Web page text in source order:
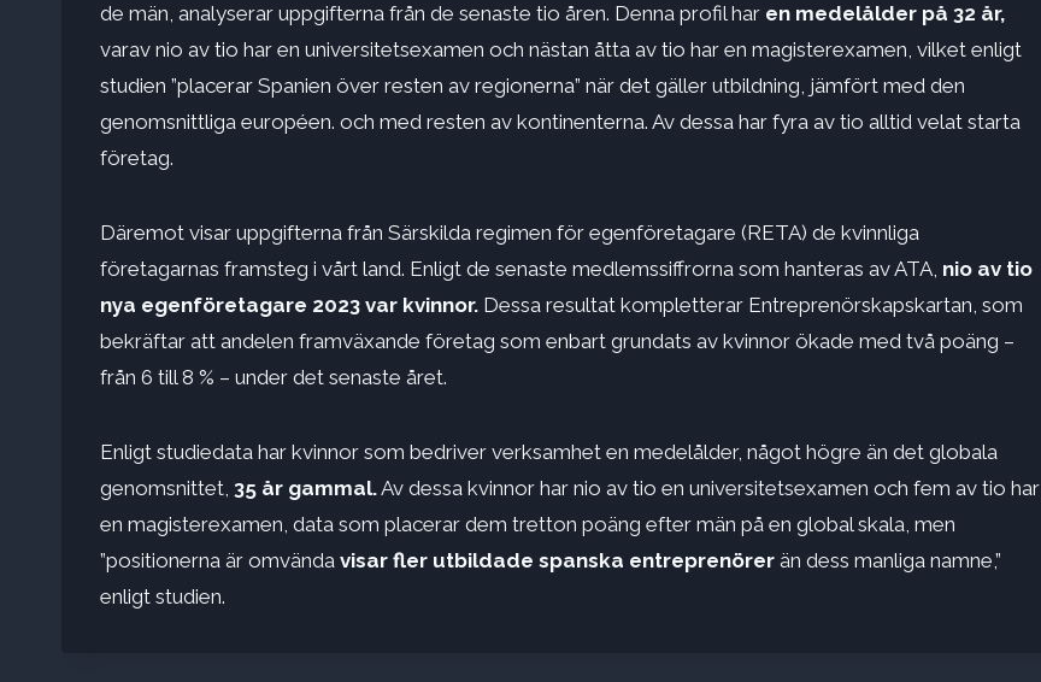
de män, analyserar uppgifterna från de senaste tio åren. Denna profil har en medelålder på 32 år,
varav nio av tio har en universitetsexamen och nästan åtta av tio har en magisterexamen, vilket enligt
studien ”placerar Spanien över resten av regionerna” när det gäller utbildning, jämfört med den
genomsnittliga européen. och med resten av kontinenterna. Av dessa har fyra av tio alltid velat starta
företag.
Däremot visar uppgifterna från Särskilda regimen för egenföretagare (RETA) de kvinnliga
företagarnas framsteg i vårt land. Enligt de senaste medlemssiffrorna som hanteras av ATA, nio av tio
nya egenföretagare 2023 var kvinnor. Dessa resultat kompletterar Entreprenörskapskartan, som
bekräftar att andelen framväxande företag som enbart grundats av kvinnor ökade med två poäng –
från 6 till 8 % – under det senaste året.
Enligt studiedata har kvinnor som bedriver verksamhet en medelålder, något högre än det globala
genomsnittet, 35 år gammal.Av dessa kvinnor har nio av tio en universitetsexamen och fem av tio har
en magisterexamen, data som placerar dem tretton poäng efter män på en global skala, men
”positionerna är omvända visar fler utbildade spanska entreprenörer än dess manliga namne,”
enligt studien.